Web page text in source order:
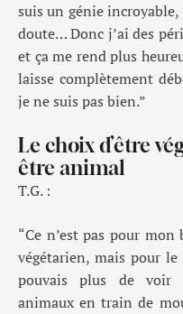
suis un génie
doute… Donc j’ai des
et ça me rend plus
laisse complètement
je ne suis pas bien.”
Le choix d’être
être animal
T.G. :
“Ce n’est pas pour
végétarien, mais pour le
pouvais plus de voir
animaux en train de